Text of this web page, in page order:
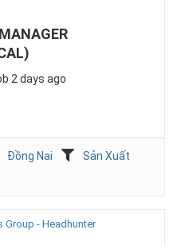
2 days ago
Đồng Nai
Sản Xuất
Group - Headhunter